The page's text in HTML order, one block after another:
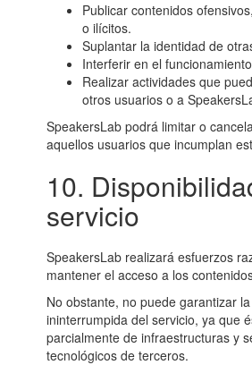
Publicar contenidos
o ilícitos.
Suplantar la identidad de
Interferir en el
Realizar actividades que
otros usuarios o a
SpeakersLab podrá limitar o
aquellos usuarios que incumplan
10.
servicio
SpeakersLab realizará esfuerzos
mantener el acceso a los
No obstante, no puede garantizar
ininterrumpida del servicio, ya que
parcialmente de infraestructuras y
tecnológicos de terceros.